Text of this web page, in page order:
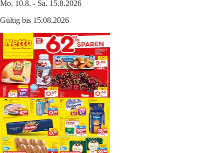
Mo. 10.8. - Sa. 15.8.2026
Gültig bis 15.08.2026